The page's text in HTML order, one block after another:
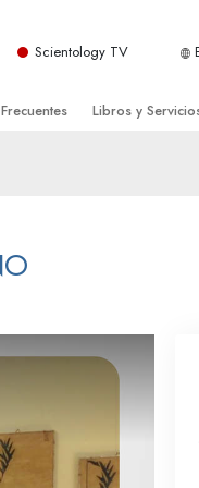
Scientology TV
de Scientology
Libros y
Introductorias
Iniciales Ayudas para
La Integridad
La Escala